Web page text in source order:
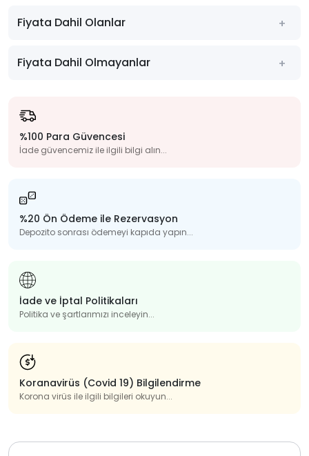
Fiyata Dahil Olanlar
Fiyata Dahil Olmayanlar
%100 Para Güvencesi
İade güvencemiz ile ilgili bilgi alın...
%20 Ön Ödeme ile Rezervasyon
Depozito sonrası ödemeyi kapıda yapın...
İade ve İptal Politikaları
Politika ve şartlarımızı inceleyin...
Koranavirüs (Covid 19) Bilgilendirme
Korona virüs ile ilgili bilgileri okuyun...